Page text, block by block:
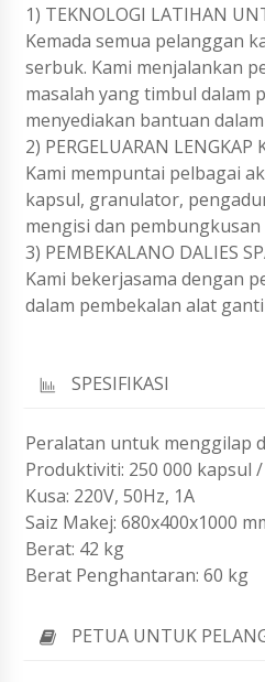
1) TEKNOLOGI LATIHAN
Kemada semua pelanggan
serbuk. Kami menjalankan
masalah yang timbul dalam
menyediakan bantuan
2) PERGELUARAN
Kami mempuntai pelbagai
kapsul, granulator,
mengisi dan
3) PEMBEKALANO DALIES
Kami bekerjasama dengan
dalam pembekalan alat
SPESIFIKASI
Peralatan untuk menggilap
Produktiviti: 250 000 kapsul
Kusa: 220V, 50Hz, 1A
Saiz Makej: 680x400x1000
Berat: 42 kg
Berat Penghantaran: 60 kg
PETUA UNTUK